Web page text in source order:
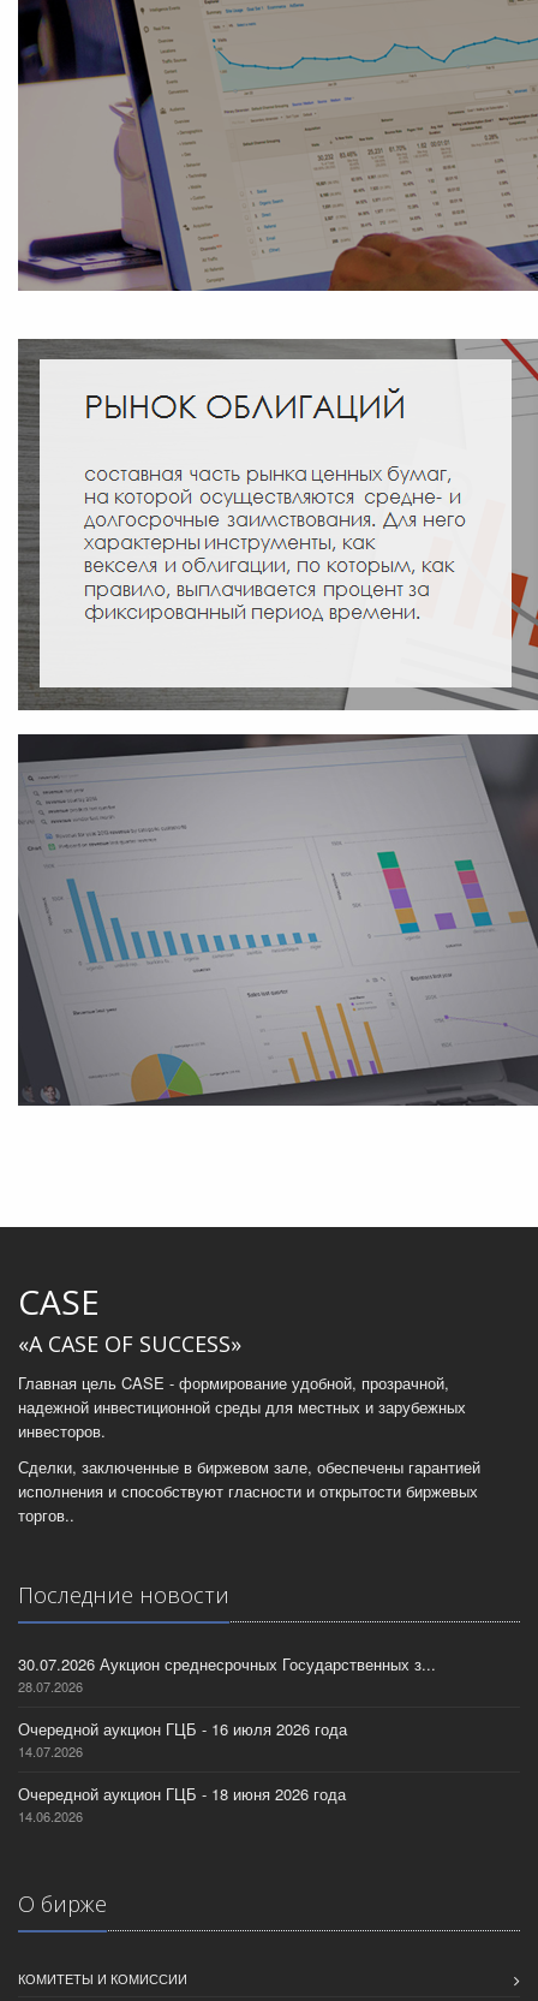
CASE
«A CASE OF SUCCESS»
Главная цель CASE - формирование удобной, прозрачной,
надежной инвестиционной среды для местных и зарубежных
инвесторов.
Сделки, заключенные в биржевом зале, обеспечены гарантией
исполнения и способствуют гласности и открытости биржевых
торгов..
Последние новости
30.07.2026 Аукцион среднесрочных Государственных з...
28.07.2026
Очередной аукцион ГЦБ - 16 июля 2026 года
14.07.2026
Очередной аукцион ГЦБ - 18 июня 2026 года
14.06.2026
О бирже
КОМИТЕТЫ И КОМИССИИ